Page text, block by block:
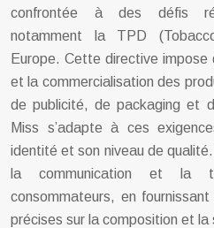
confrontée à des défis
notamment la TPD
Europe. Cette directive
et la commercialisation des
de publicité, de packaging et
Miss s’adapte à ces
identité et son niveau de
la communication et la
consommateurs, en
précises sur la composition et